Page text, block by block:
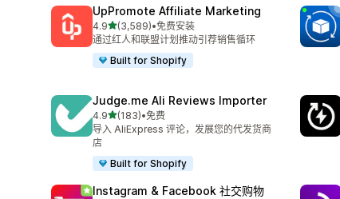
UpPromote Affiliate Marketing
4.9星（满分 5 星）
(3,589)
总共 3589 条评论
•免费安装
通过红人和联盟计划推动引荐销售循环
Built for Shopify
Judge.me Ali Reviews Importer
4.9星（满分 5 星）
(183)
总共 183 条评论
•免费
导入 AliExpress 评论，发展您的代发货商
店
Built for Shopify
Instagram & Facebook 社交购物